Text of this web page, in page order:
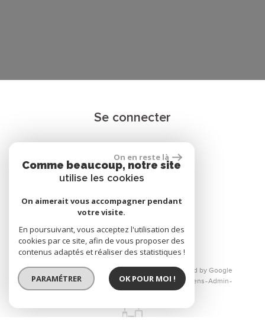
Se connecter
Espace propriétaire
réalisé par
© 2026 | Tous droits réservés | Traduction powered by Google
Plan du site Mentions légales Nos honoraires Liens Admin
Toutes nos annonces
On en reste là
Comme beaucoup, notre site
utilise les cookies
On aimerait vous accompagner pendant
votre visite.
En poursuivant, vous acceptez l'utilisation des
cookies par ce site, afin de vous proposer des
contenus adaptés et réaliser des statistiques !
PARAMÉTRER OK POUR MOI !